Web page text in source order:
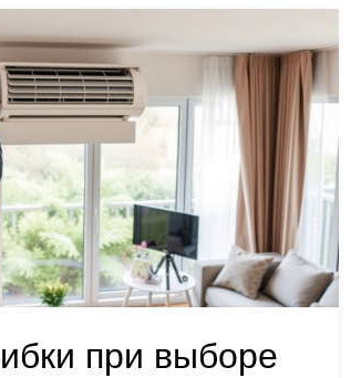
при выборе